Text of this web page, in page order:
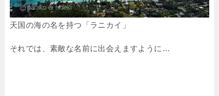
天国の海の名を持つ「ラニカイ」
それでは、素敵な名前に出会えますように…